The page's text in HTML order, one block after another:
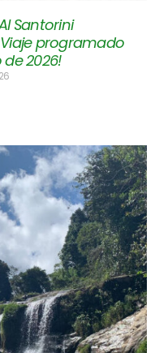
Santorini
programado
2026!